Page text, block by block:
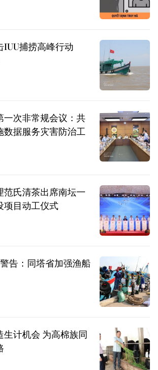
IUU捕捞高峰行动
一次非常规会议：共
数据服务灾害防治工
范氏清茶出席南坛一
项目动工仪式
告：同塔省加强渔船
生计机会 为高棉族同